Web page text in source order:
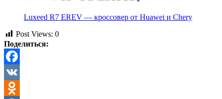
Luxeed R7 EREV — кроссовер от Huawei и Chery
Post Views: 0
Поделиться:
Facebook
VK